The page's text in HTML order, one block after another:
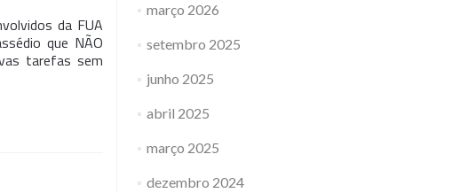
da FUA
que NÃO
tarefas sem
março 2026
setembro 2025
junho 2025
abril 2025
março 2025
dezembro 2024